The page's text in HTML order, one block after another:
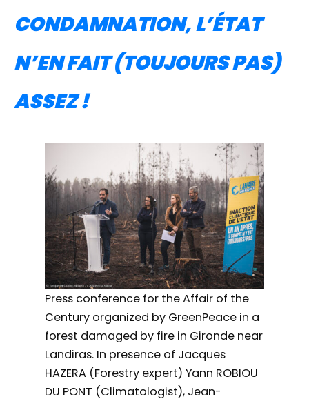
CONDAMNATION, L’ÉTAT
N’EN FAIT (TOUJOURS PAS)
ASSEZ !
Press conference for the Affair of the
Century organized by GreenPeace in a
forest damaged by fire in Gironde near
Landiras. In presence of Jacques
HAZERA (Forestry expert) Yann ROBIOU
DU PONT (Climatologist), Jean-